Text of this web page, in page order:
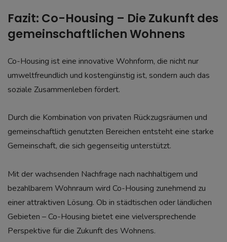
Fazit: Co-Housing – Die Zukunft des
gemeinschaftlichen Wohnens
Co-Housing ist eine innovative Wohnform, die nicht nur
umweltfreundlich und kostengünstig ist, sondern auch das
soziale Zusammenleben fördert.
Durch die Kombination von privaten Rückzugsräumen und
gemeinschaftlich genutzten Bereichen entsteht eine starke
Gemeinschaft, die sich gegenseitig unterstützt.
Mit der wachsenden Nachfrage nach nachhaltigem und
bezahlbarem Wohnraum wird Co-Housing zunehmend zu
einer attraktiven Lösung. Ob in städtischen oder ländlichen
Gebieten – Co-Housing bietet eine vielversprechende
Perspektive für die Zukunft des Wohnens.